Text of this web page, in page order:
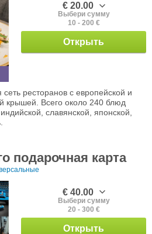
€ 20.00
Выбери сумму
10 - 200 €
Открыть
ресторанов с европейской и
крышей. Всего около 240 блюд
славянской, японской,
подарочная карта
€ 40.00
Выбери сумму
20 - 300 €
Открыть